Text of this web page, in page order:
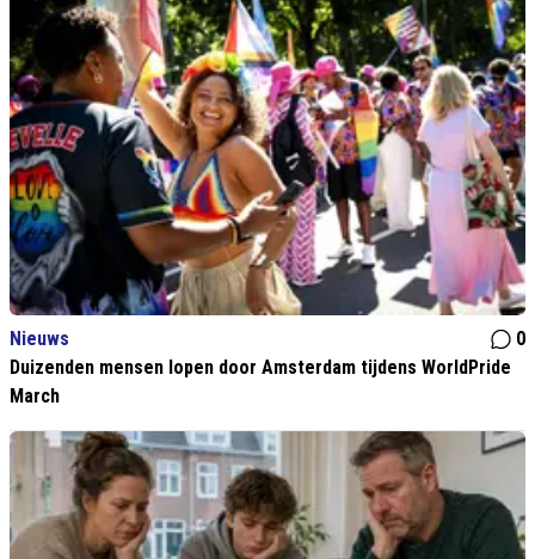
Nieuws
0
Duizenden mensen lopen door Amsterdam tijdens WorldPride
March